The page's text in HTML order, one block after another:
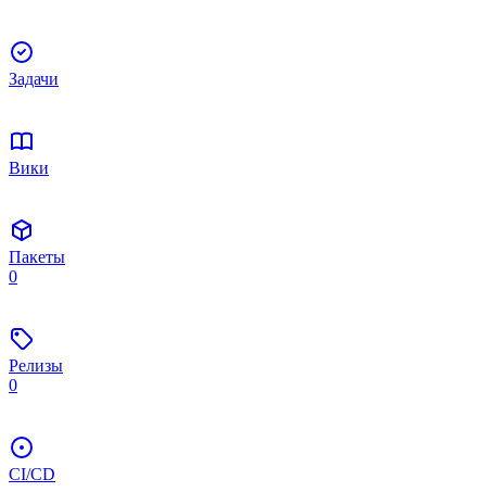
Задачи
Вики
Пакеты
0
Релизы
0
CI/CD